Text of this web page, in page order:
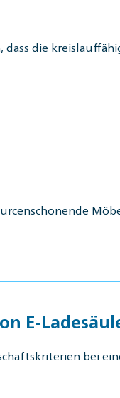
die
E-
bei